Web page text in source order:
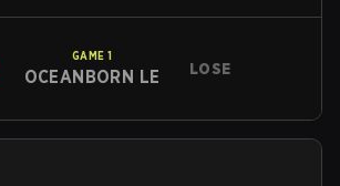
GAME 1
OCEANBORN LE LOSE